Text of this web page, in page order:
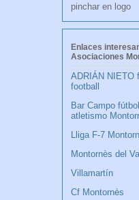
pinchar en logo
Enlaces
Asociaciones
ADRIÁN NIETO
football
Bar Campo
atletismo
Lliga F-7
Montornès del
Villamartín
Cf Montornès